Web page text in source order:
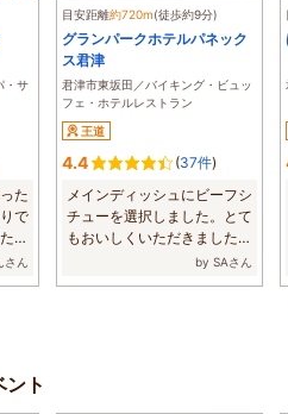
・サ
た
で
暖
ん
目安距離約720m(徒歩約9分)
グランパークホテルパネック
ス君津
君津市東坂田／バイキング・ビュッ
フェ・ホテルレストラン
王道
4.4 (37件)
メインディッシュにビーフシ
チューを選択しました。とて
もおいしくいただきました。
by SAさん
ト